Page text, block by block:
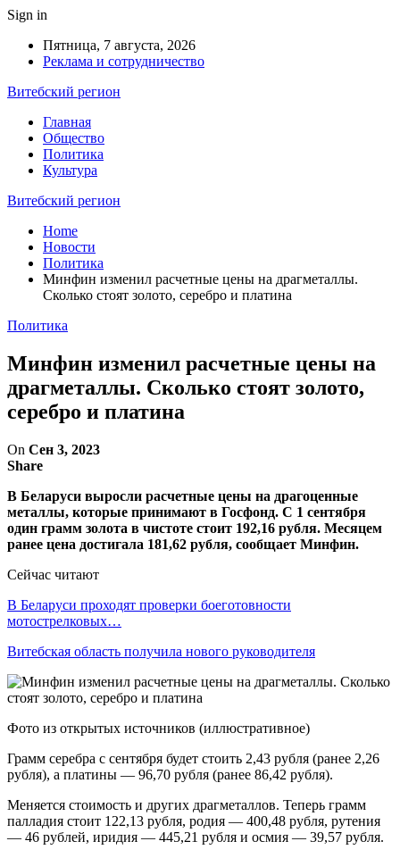
Sign in
Пятница, 7 августа, 2026
Реклама и сотрудничество
Витебский регион
Главная
Общество
Политика
Культура
Витебский регион
Home
Новости
Политика
Минфин изменил расчетные цены на драгметаллы.
Сколько стоят золото, серебро и платина
Политика
Минфин изменил расчетные цены на
драгметаллы. Сколько стоят золото,
серебро и платина
On Сен 3, 2023
Share
В Беларуси выросли расчетные цены на драгоценные
металлы, которые принимают в Госфонд. С 1 сентября
один грамм золота в чистоте стоит 192,16 рубля. Месяцем
ранее цена достигала 181,62 рубля, сообщает Минфин.
Сейчас читают
В Беларуси проходят проверки боеготовности
мотострелковых…
Витебская область получила нового руководителя
Фото из открытых источников (иллюстративное)
Грамм серебра с сентября будет стоить 2,43 рубля (ранее 2,26
рубля), а платины — 96,70 рубля (ранее 86,42 рубля).
Меняется стоимость и других драгметаллов. Теперь грамм
палладия стоит 122,13 рубля, родия — 400,48 рубля, рутения
— 46 рублей, иридия — 445,21 рубля и осмия — 39,57 рубля.